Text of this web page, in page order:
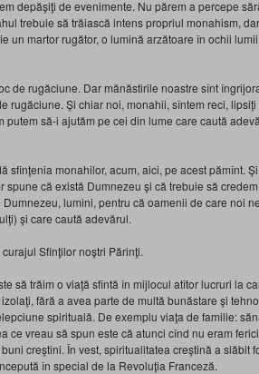
depăşiţi de evenimente. Nu părem a percepe
trebuie să trăiască intens propriul monahism,
un martor rugător, o lumină arzătoare în ochii
de rugăciune. Dar mănăstirile noastre sînt
rugăciune. Şi chiar noi, monahii, sîntem reci,
putem să-i ajutăm pe cei din lume care caută
sfinţenia monahilor, acum, aici, pe acest pămînt.
spune că există Dumnezeu şi că trebuie să
lumini, pentru că oamenii de care noi
şi care caută adevărul.
Sfinţilor noştri Părinţi.
să trăim o viaţă sfîntă în mijlocul atîtor lucruri la
fără a avea parte de multă bunăstare şi
spirituală. De exemplu viaţa de familie:
ce vreau să spun este că atunci cînd nu eram
creştini. În vest, spiritualitatea creştină a slăbit
în special de la Revoluţia Franceză.